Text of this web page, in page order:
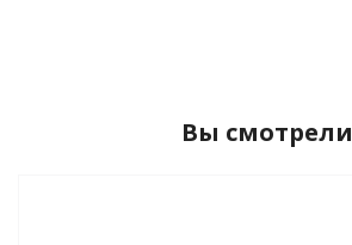
Вы смотрели